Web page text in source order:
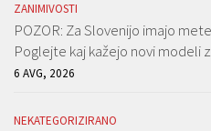
ZANIMIVOSTI
POZOR: Za Slovenijo imajo
Poglejte kaj kažejo novi modeli
6 AVG, 2026
NEKATEGORIZIRANO